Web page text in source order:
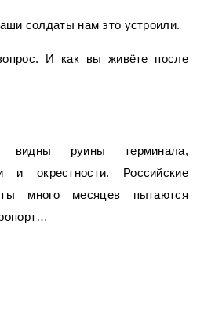
солдаты нам это устроили.
И как вы живёте после
руины терминала,
и окрестности. Российские
много месяцев пытаются